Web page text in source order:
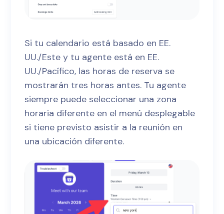
Si tu calendario está basado en EE.
UU./Este y tu agente está en EE.
UU./Pacífico, las horas de reserva se
mostrarán tres horas antes. Tu agente
siempre puede seleccionar una zona
horaria diferente en el menú desplegable
si tiene previsto asistir a la reunión en
una ubicación diferente.